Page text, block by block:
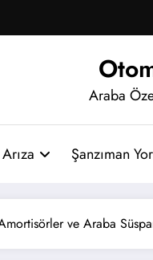
Araba
Şanzıman
ve Araba